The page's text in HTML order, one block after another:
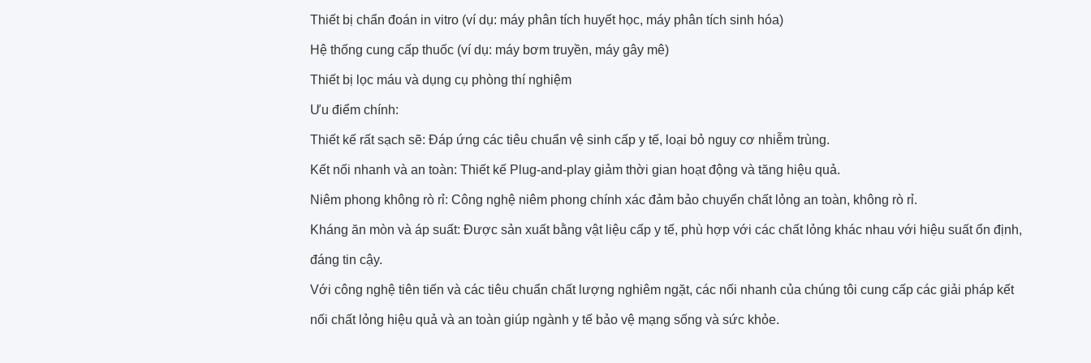
Thiết bị chẩn đoán in vitro (ví dụ: máy phân tích huyết học, máy phân tích sinh hóa)
Hệ thống cung cấp thuốc (ví dụ: máy bơm truyền, máy gây mê)
Thiết bị lọc máu và dụng cụ phòng thí nghiệm
Ưu điểm chính:
Thiết kế rất sạch sẽ: Đáp ứng các tiêu chuẩn vệ sinh cấp y tế, loại bỏ nguy cơ nhiễm trùng.
Kết nối nhanh và an toàn: Thiết kế Plug-and-play giảm thời gian hoạt động và tăng hiệu quả.
Niêm phong không rò rỉ: Công nghệ niêm phong chính xác đảm bảo chuyển chất lỏng an toàn, không rò rỉ.
Kháng ăn mòn và áp suất: Được sản xuất bằng vật liệu cấp y tế, phù hợp với các chất lỏng khác nhau với hiệu suất ổn định,
đáng tin cậy.
Với công nghệ tiên tiến và các tiêu chuẩn chất lượng nghiêm ngặt, các nối nhanh của chúng tôi cung cấp các giải pháp kết
nối chất lỏng hiệu quả và an toàn giúp ngành y tế bảo vệ mạng sống và sức khỏe.